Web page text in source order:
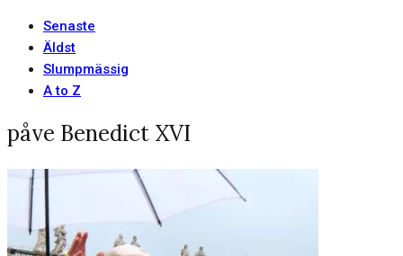
Senaste
Äldst
Slumpmässig
A to Z
påve Benedict XVI